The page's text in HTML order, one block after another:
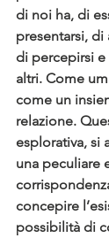
di noi ha, di
presentarsi, di
di percepirsi
altri. Come
come un
relazione.
esplorativa, si
una peculiare
concepire
possibilità di